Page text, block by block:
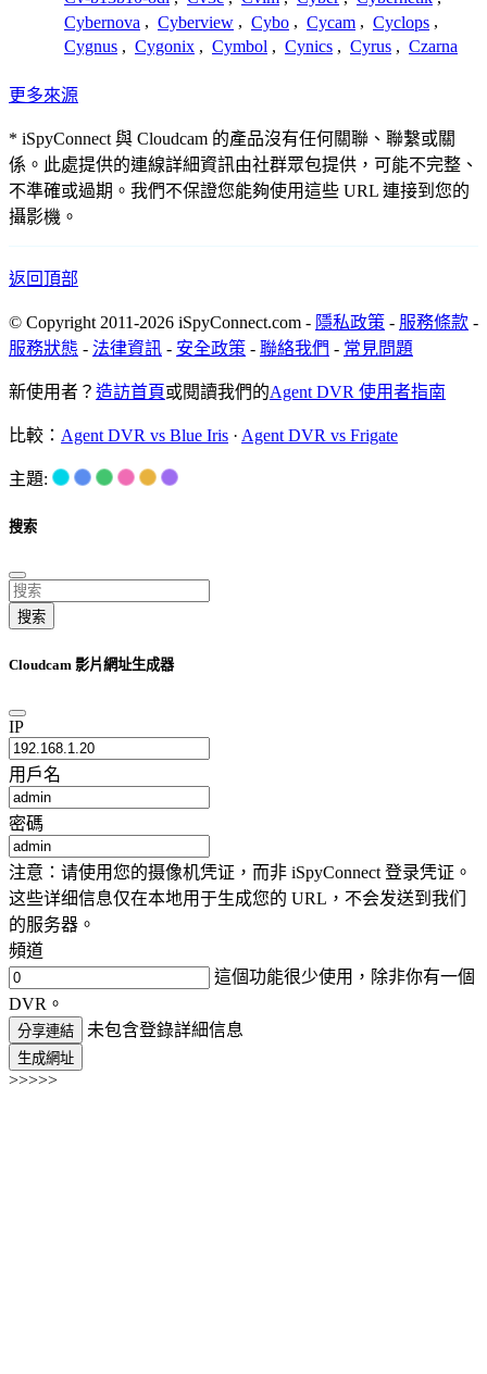
Cybernova , Cyberview , Cybo , Cycam , Cyclops ,
Cygnus , Cygonix , Cymbol , Cynics , Cyrus , Czarna
更多來源
* iSpyConnect 與 Cloudcam 的產品沒有任何關聯、聯繫或關
係。此處提供的連線詳細資訊由社群眾包提供，可能不完整、
不準確或過期。我們不保證您能夠使用這些 URL 連接到您的
攝影機。
返回頂部
© Copyright 2011-2026 iSpyConnect.com - 隱私政策 - 服務條款 -
服務狀態 - 法律資訊 - 安全政策 - 聯絡我們 - 常見問題
新使用者？ 造訪首頁或閱讀我們的Agent DVR 使用者指南
比較： Agent DVR vs Blue Iris · Agent DVR vs Frigate
主題:
搜索
搜索
Cloudcam 影片網址生成器
IP
用戶名
密碼
注意：请使用您的摄像机凭证，而非 iSpyConnect 登录凭证。
这些详细信息仅在本地用于生成您的 URL，不会发送到我们
的服务器。
頻道
這個功能很少使用，除非你有一個
DVR。
分享連結 未包含登錄詳細信息
生成網址
>>>>>